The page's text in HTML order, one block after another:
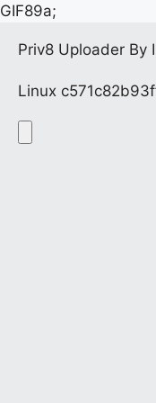
GIF89a;
Priv8 Uploader By